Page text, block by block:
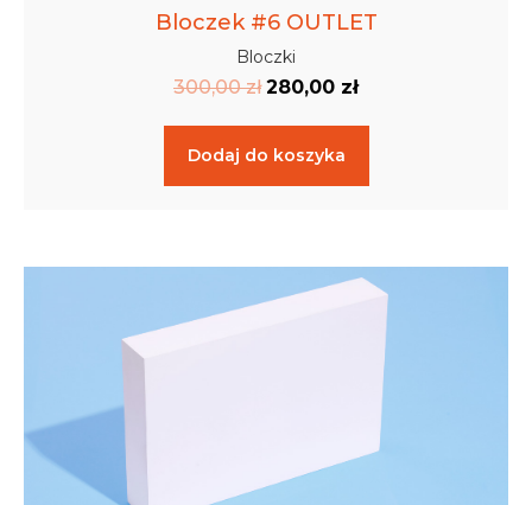
Bloczek #6 OUTLET
Bloczki
300,00zł 280,00 zł
Dodaj do koszyka